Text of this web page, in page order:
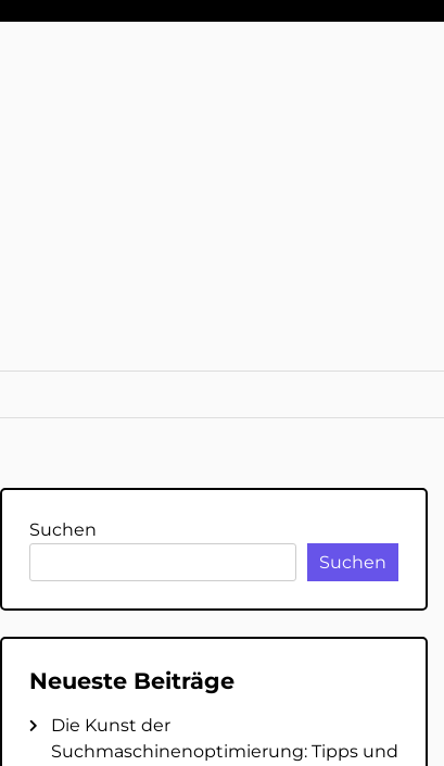
Suchen
Suchen
Neueste Beiträge
Die Kunst der
Suchmaschinenoptimierung: Tipps und